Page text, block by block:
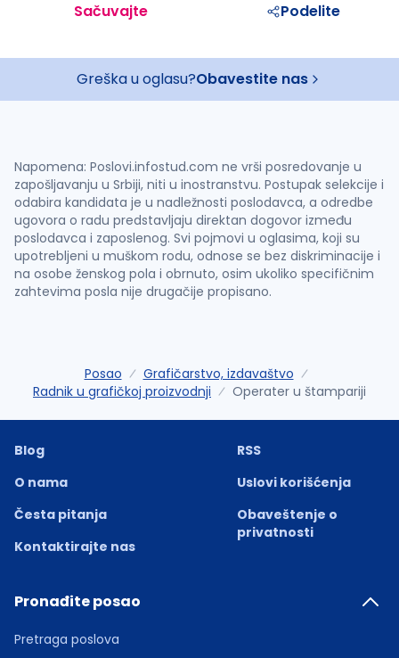
Sačuvajte Podelite
Greška u oglasu?Obavestite nas
Napomena: Poslovi.infostud.com ne vrši posredovanje u
zapošljavanju u Srbiji, niti u inostranstvu. Postupak selekcije i
odabira kandidata je u nadležnosti poslodavca, a odredbe
ugovora o radu predstavljaju direktan dogovor između
poslodavca i zaposlenog. Svi pojmovi u oglasima, koji su
upotrebljeni u muškom rodu, odnose se bez diskriminacije i
na osobe ženskog pola i obrnuto, osim ukoliko specifičnim
zahtevima posla nije drugačije propisano.
Posao
Grafičarstvo, izdavaštvo
Radnik u grafičkoj proizvodnji
Operater u štampariji
Blog
O nama
Česta pitanja
Kontaktirajte nas
RSS
Uslovi korišćenja
Obaveštenje o
privatnosti
Pronađite posao
Pretraga poslova